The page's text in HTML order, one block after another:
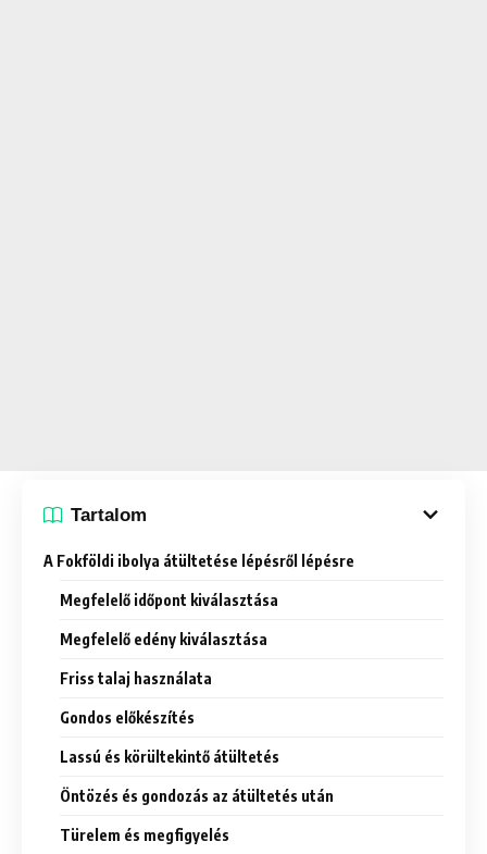
Tartalom
A Fokföldi ibolya átültetése lépésről lépésre
Megfelelő időpont kiválasztása
Megfelelő edény kiválasztása
Friss talaj használata
Gondos előkészítés
Lassú és körültekintő átültetés
Öntözés és gondozás az átültetés után
Türelem és megfigyelés